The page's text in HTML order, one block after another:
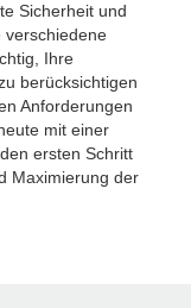
Sicherheit und
verschiedene
Ihre
berücksichtigen
Anforderungen
mit einer
ersten Schritt
Maximierung der